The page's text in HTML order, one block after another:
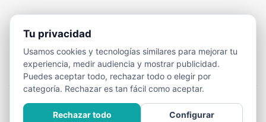
FORMAS DE PAGO
Efectivo y Transferencia Bancaria.
Tu privacidad
Usamos cookies y tecnologías similares para mejorar tu
experiencia, medir audiencia y mostrar publicidad.
Puedes aceptar todo, rechazar todo o elegir por
categoría. Rechazar es tan fácil como aceptar.
Rechazar todo Configurar